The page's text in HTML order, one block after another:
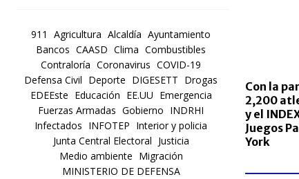
Con la
2,200
y el
Juegos
York
911 Agricultura Alcaldía Ayuntamiento
Bancos CAASD Clima Combustibles
Contraloría Coronavirus COVID-19
Defensa Civil Deporte DIGESETT Drogas
EDEEste Educación EE.UU Emergencia
Fuerzas Armadas Gobierno INDRHI
Infectados INFOTEP Interior y policia
Junta Central Electoral Justicia
Medio ambiente Migración
MINISTERIO DE DEFENSA